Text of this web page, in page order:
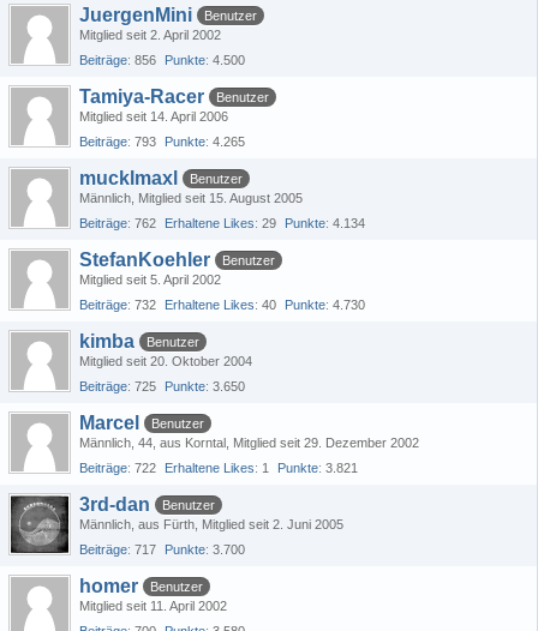
JuergenMini
Benutzer
Mitglied seit 2. April 2002
Beiträge 856 Punkte 4.500
Tamiya-Racer
Benutzer
Mitglied seit 14. April 2006
Beiträge 793 Punkte 4.265
mucklmaxl
Benutzer
Männlich Mitglied seit 15. August 2005
Beiträge 762 Erhaltene Likes 29 Punkte 4.134
StefanKoehler
Benutzer
Mitglied seit 5. April 2002
Beiträge 732 Erhaltene Likes 40 Punkte 4.730
kimba
Benutzer
Mitglied seit 20. Oktober 2004
Beiträge 725 Punkte 3.650
Marcel
Benutzer
Männlich 44 aus Korntal Mitglied seit 29. Dezember 2002
Beiträge 722 Erhaltene Likes 1 Punkte 3.821
3rd-dan
Benutzer
Männlich aus Fürth Mitglied seit 2. Juni 2005
Beiträge 717 Punkte 3.700
homer
Benutzer
Mitglied seit 11. April 2002